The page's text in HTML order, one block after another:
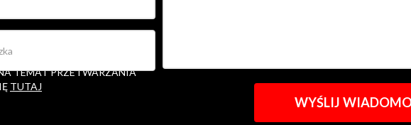
W ZAKRESIE ZŁOŻONEGO
TEMAT PRZETWARZANIA
TUTAJ